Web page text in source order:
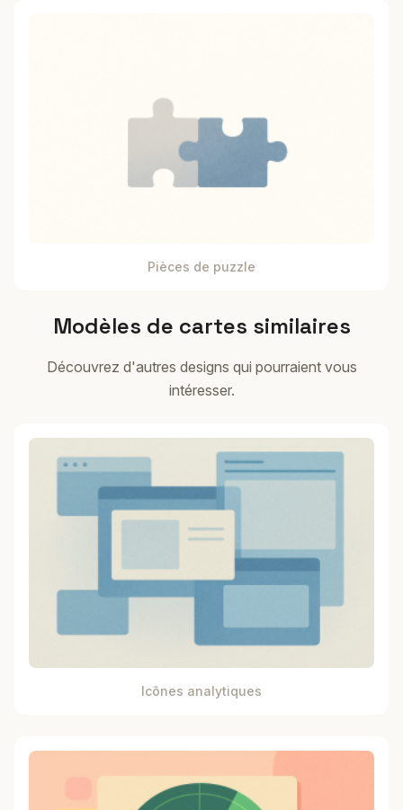
Pièces de puzzle
Modèles de cartes similaires
Découvrez d'autres designs qui pourraient vous
intéresser.
Icônes analytiques